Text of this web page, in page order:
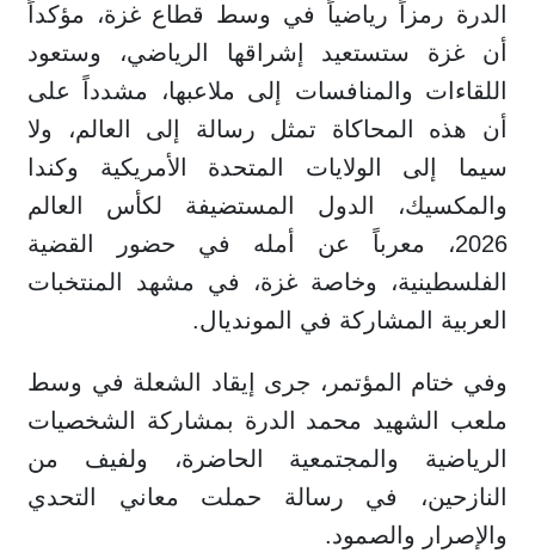
الدرة رمزاً رياضياً في وسط قطاع غزة، مؤكداً
أن غزة ستستعيد إشراقها الرياضي، وستعود
اللقاءات والمنافسات إلى ملاعبها، مشدداً على
أن هذه المحاكاة تمثل رسالة إلى العالم، ولا
سيما إلى الولايات المتحدة الأمريكية وكندا
والمكسيك، الدول المستضيفة لكأس العالم
2026، معرباً عن أمله في حضور القضية
الفلسطينية، وخاصة غزة، في مشهد المنتخبات
العربية المشاركة في المونديال.
وفي ختام المؤتمر، جرى إيقاد الشعلة في وسط
ملعب الشهيد محمد الدرة بمشاركة الشخصيات
الرياضية والمجتمعية الحاضرة، ولفيف من
النازحين، في رسالة حملت معاني التحدي
والإصرار والصمود.